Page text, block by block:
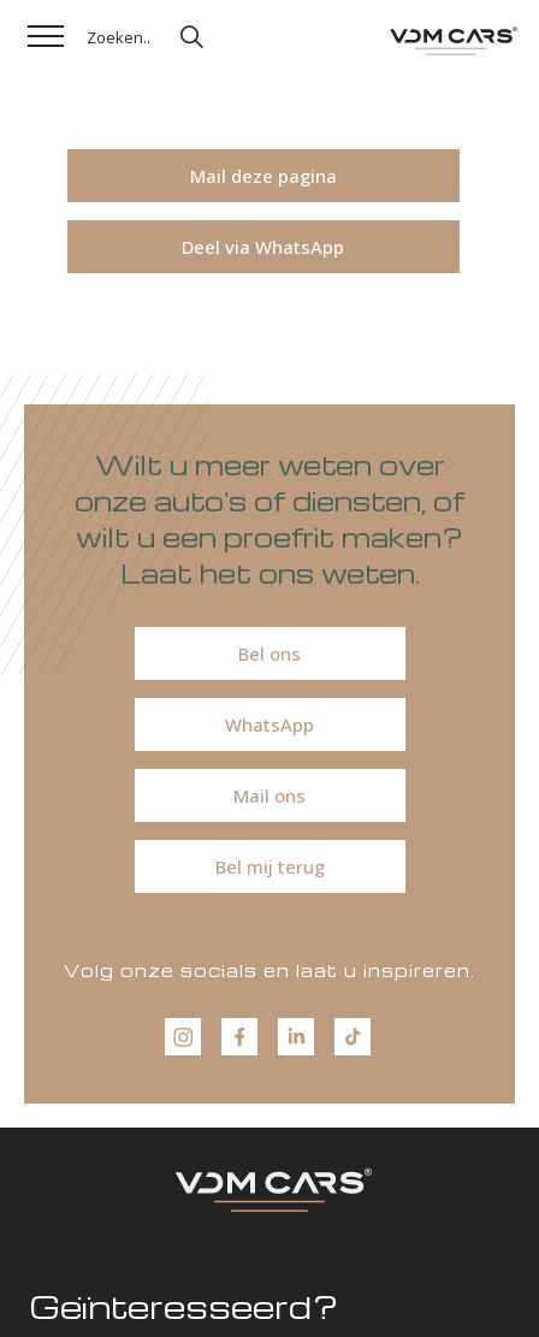
Mail deze pagina
Deel via WhatsApp
Wilt u meer weten over
onze auto's of diensten, of
wilt u een proefrit maken?
Laat het ons weten.
Bel ons
WhatsApp
Mail ons
Bel mij terug
Volg onze socials en laat u inspireren.
Geïnteresseerd?